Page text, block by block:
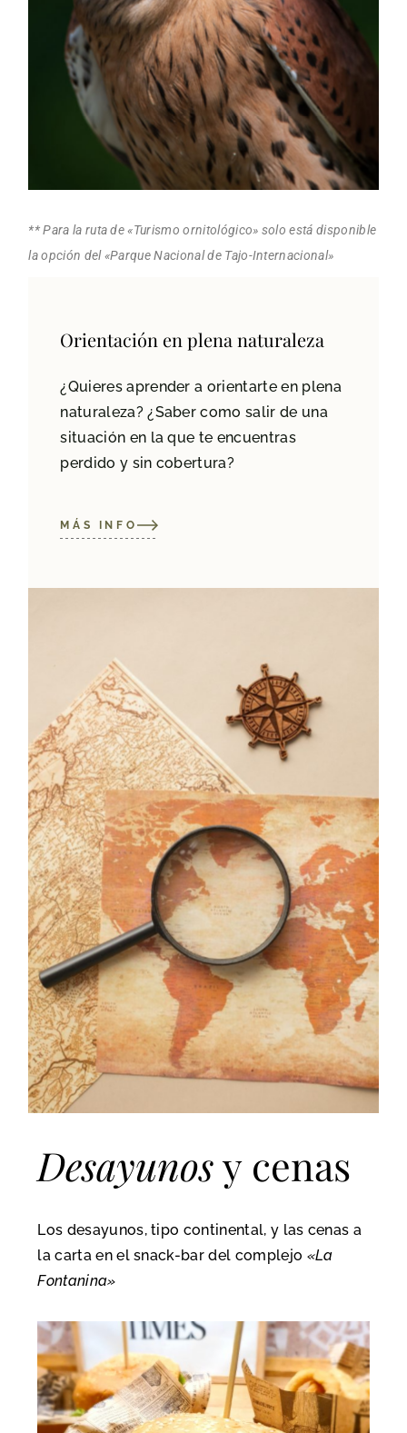
** Para la ruta de «Turismo ornitológico» solo está disponible
la opción del «Parque Nacional de Tajo-Internacional»
Orientación en plena naturaleza
¿Quieres aprender a orientarte en plena
naturaleza? ¿Saber como salir de una
situación en la que te encuentras
perdido y sin cobertura?
MÁS INFO
Desayunosy cenas
Los desayunos, tipo continental, y las cenas a
la carta en el snack-bar del complejo «La
Fontanina»